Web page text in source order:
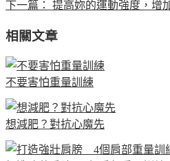
下一篇：
提高妳的運動強度，增
相關文章
不要害怕重量訓練
想減肥？對抗心魔先